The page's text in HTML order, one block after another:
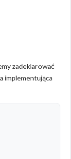
zadeklarować
implementująca